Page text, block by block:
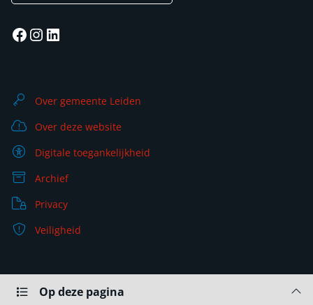
Op deze pagina
Facebook
Instagram
LinkedIn
Over gemeente Leiden
Over deze website
Digitale toegankelijkheid
Archief
Privacy
Veiligheid